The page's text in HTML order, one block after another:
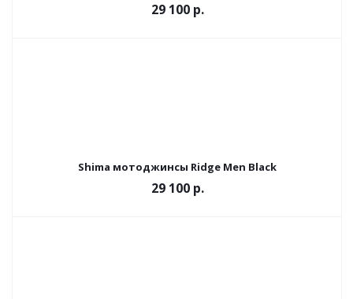
29 100 р.
Shima мотоджинсы Ridge Men Black
29 100 р.